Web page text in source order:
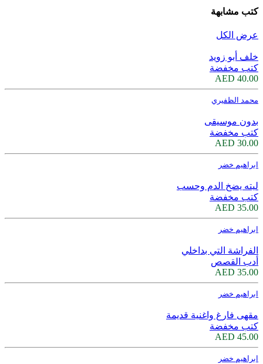
كتب مشابهة
عرض الكل
خلف أبو زويد
كتب مخفضة
40.00 AED
محمد الظفيري
بدون موسيقى
كتب مخفضة
30.00 AED
ابراهيم خضر
ليته يضخ الدم وحسب
كتب مخفضة
35.00 AED
ابراهيم خضر
الفراشة التي بداخلي
أدب القصص
35.00 AED
ابراهيم خضر
مقهى فارغ واغنية قديمة
كتب مخفضة
45.00 AED
ابراهيم خضر